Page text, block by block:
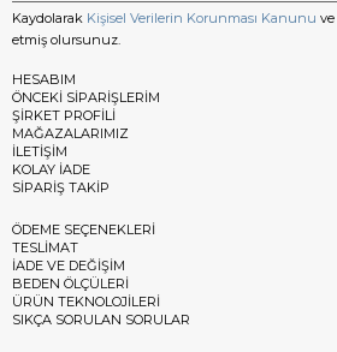
Kaydolarak Kişisel Verilerin Korunması Kanunu ve
etmiş olursunuz.
HESABIM
ÖNCEKİ SİPARİŞLERİM
ŞİRKET PROFİLİ
MAĞAZALARIMIZ
İLETİŞİM
KOLAY İADE
SİPARİŞ TAKİP
ÖDEME SEÇENEKLERİ
TESLİMAT
İADE VE DEĞİŞİM
BEDEN ÖLÇÜLERİ
ÜRÜN TEKNOLOJİLERİ
SIKÇA SORULAN SORULAR